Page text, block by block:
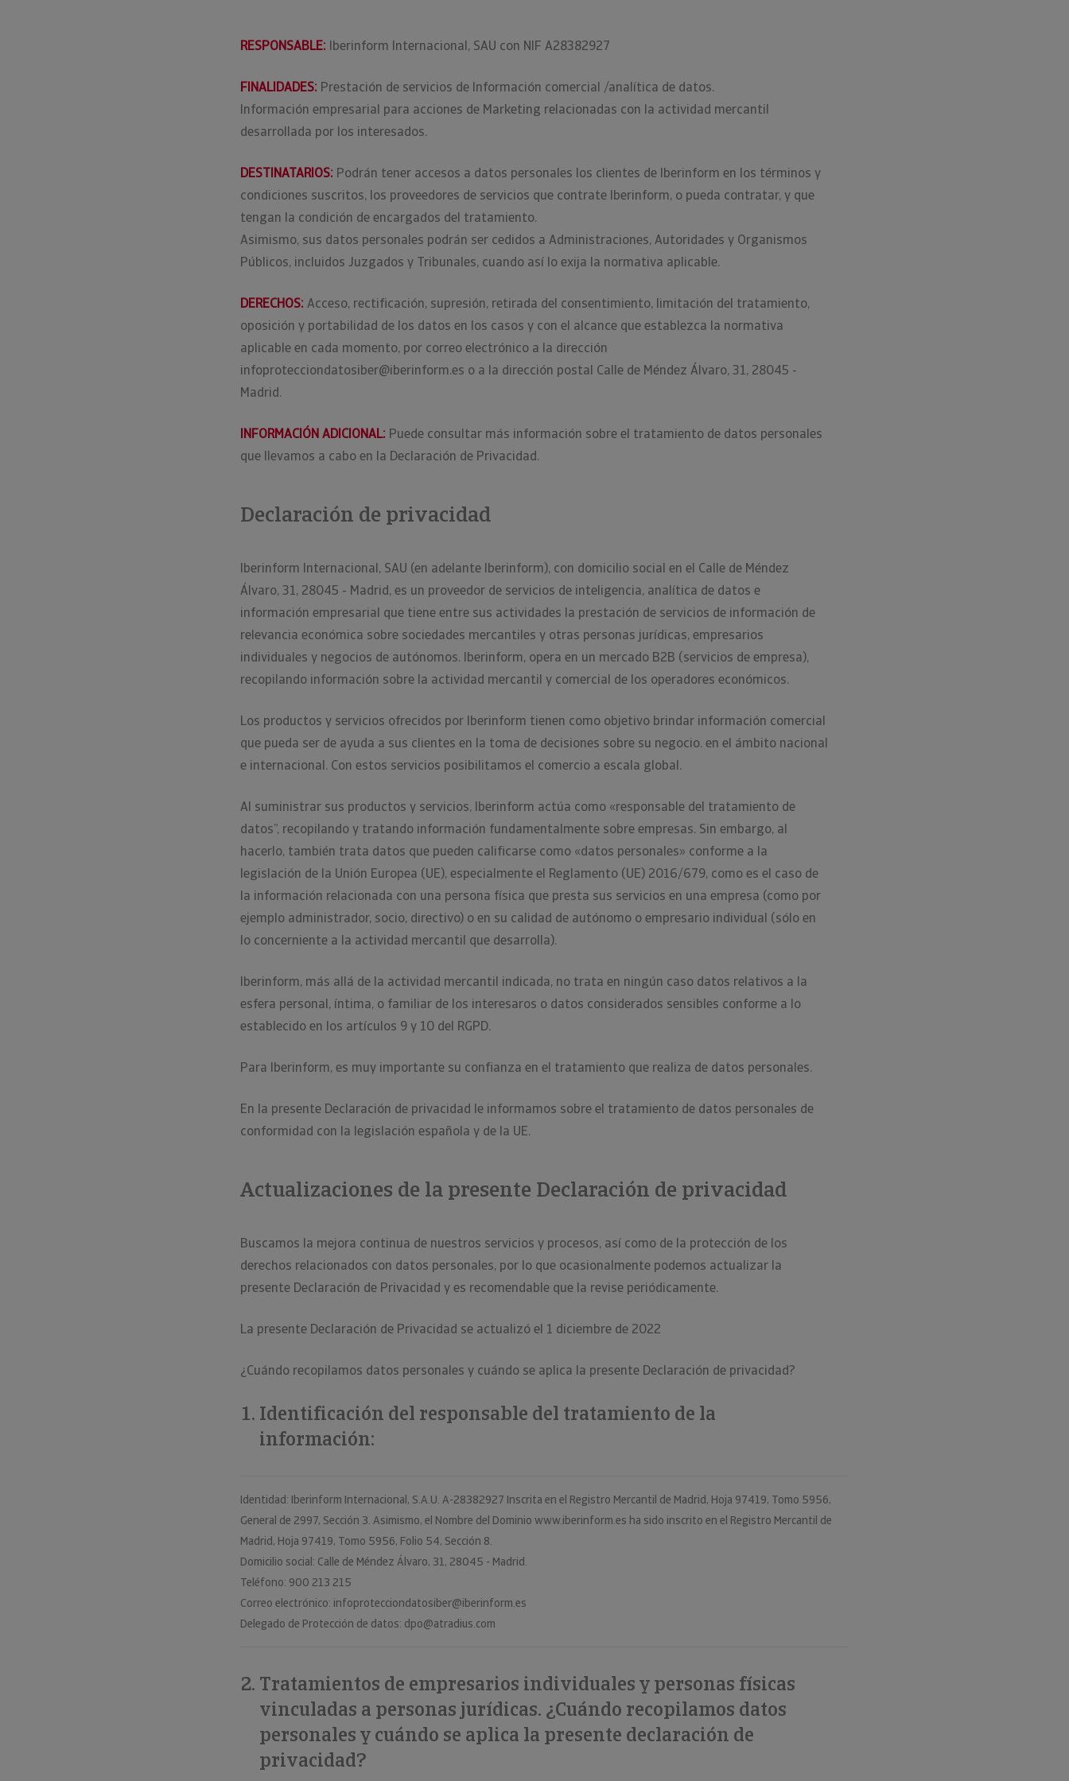
RESPONSABLE: Iberinform Internacional, SAU con NIF A28382927
FINALIDADES: Prestación de servicios de Información comercial /analítica de datos.
Información empresarial para acciones de Marketing relacionadas con la actividad mercantil
desarrollada por los interesados.
DESTINATARIOS: Podrán tener accesos a datos personales los clientes de Iberinform en los términos y
condiciones suscritos, los proveedores de servicios que contrate Iberinform, o pueda contratar, y que
tengan la condición de encargados del tratamiento.
Asimismo, sus datos personales podrán ser cedidos a Administraciones, Autoridades y Organismos
Públicos, incluidos Juzgados y Tribunales, cuando así lo exija la normativa aplicable.
DERECHOS: Acceso, rectificación, supresión, retirada del consentimiento, limitación del tratamiento,
oposición y portabilidad de los datos en los casos y con el alcance que establezca la normativa
aplicable en cada momento, por correo electrónico a la dirección
infoprotecciondatosiber@iberinform.es o a la dirección postal Calle de Méndez Álvaro, 31, 28045 -
Madrid.
INFORMACIÓN ADICIONAL: Puede consultar más información sobre el tratamiento de datos personales
que llevamos a cabo en la Declaración de Privacidad.
Declaración de privacidad
Iberinform Internacional, SAU (en adelante Iberinform), con domicilio social en el Calle de Méndez
Álvaro, 31, 28045 - Madrid, es un proveedor de servicios de inteligencia, analítica de datos e
información empresarial que tiene entre sus actividades la prestación de servicios de información de
relevancia económica sobre sociedades mercantiles y otras personas jurídicas, empresarios
individuales y negocios de autónomos. Iberinform, opera en un mercado B2B (servicios de empresa),
recopilando información sobre la actividad mercantil y comercial de los operadores económicos.
Los productos y servicios ofrecidos por Iberinform tienen como objetivo brindar información comercial
que pueda ser de ayuda a sus clientes en la toma de decisiones sobre su negocio. en el ámbito nacional
e internacional. Con estos servicios posibilitamos el comercio a escala global.
Al suministrar sus productos y servicios, Iberinform actúa como «responsable del tratamiento de
datos”, recopilando y tratando información fundamentalmente sobre empresas. Sin embargo, al
hacerlo, también trata datos que pueden calificarse como «datos personales» conforme a la
legislación de la Unión Europea (UE), especialmente el Reglamento (UE) 2016/679, como es el caso de
la información relacionada con una persona física que presta sus servicios en una empresa (como por
ejemplo administrador, socio, directivo) o en su calidad de autónomo o empresario individual (sólo en
lo concerniente a la actividad mercantil que desarrolla).
Iberinform, más allá de la actividad mercantil indicada, no trata en ningún caso datos relativos a la
esfera personal, íntima, o familiar de los interesaros o datos considerados sensibles conforme a lo
establecido en los artículos 9 y 10 del RGPD.
Para Iberinform, es muy importante su confianza en el tratamiento que realiza de datos personales.
En la presente Declaración de privacidad le informamos sobre el tratamiento de datos personales de
conformidad con la legislación española y de la UE.
Actualizaciones de la presente Declaración de privacidad
Buscamos la mejora continua de nuestros servicios y procesos, así como de la protección de los
derechos relacionados con datos personales, por lo que ocasionalmente podemos actualizar la
presente Declaración de Privacidad y es recomendable que la revise periódicamente.
La presente Declaración de Privacidad se actualizó el 1 diciembre de 2022
¿Cuándo recopilamos datos personales y cuándo se aplica la presente Declaración de privacidad?
Identificación del responsable del tratamiento de la
información:
Identidad: Iberinform Internacional, S.A.U. A-28382927 Inscrita en el Registro Mercantil de Madrid, Hoja 97419, Tomo 5956,
General de 2997, Sección 3. Asimismo, el Nombre del Dominio www.iberinform.es ha sido inscrito en el Registro Mercantil de
Madrid, Hoja 97419, Tomo 5956, Folio 54, Sección 8.
Domicilio social: Calle de Méndez Álvaro, 31, 28045 - Madrid.
Teléfono: 900 213 215
Correo electrónico: infoprotecciondatosiber@iberinform.es
Delegado de Protección de datos: dpo@atradius.com
Tratamientos de empresarios individuales y personas físicas
vinculadas a personas jurídicas. ¿Cuándo recopilamos datos
personales y cuándo se aplica la presente declaración de
privacidad?